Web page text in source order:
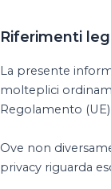
Riferimenti
La presente
molteplici
Regolamento (UE)
Ove non
privacy riguarda